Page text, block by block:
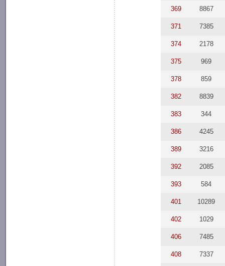
369 8867
371 7385
374 2178
375 969
378 859
382 8839
383 344
386 4245
389 3216
392 2085
393 584
401 10289
402 1029
406 7485
408 7337